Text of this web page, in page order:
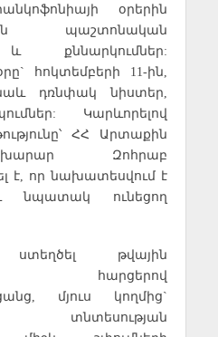
օրերին
պաշտոնական
և քննարկումներ:
հոկտեմբերի 11-ին,
դռնփակ նիստեր,
Կարևորելով
ՀՀ Արտաքին
Զոհրաբ
է, որ նախատեսվում է
նպատակ ունեցող
թվային
հարցերով
մյուս կողմից`
տնտեսության